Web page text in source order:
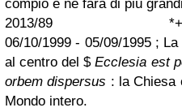
compio e ne farà di più
2013/89 *+ 30/04/
06/10/1999 - 05/09/1995 ;
al centro del $Ecclesia est
orbem dispersus : la Chiesa
Mondo intero.